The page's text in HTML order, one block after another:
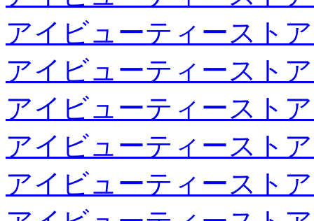
アイビューティースト
アイビューティースト
アイビューティースト
アイビューティースト
アイビューティースト